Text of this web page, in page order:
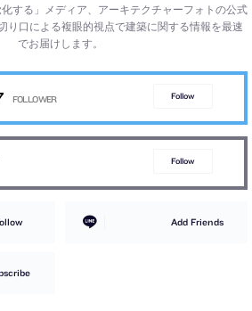
化する」メディア、アーキテクチャーフォトの公式
り口による複眼的視点で建築に関する情報を最速
でお届けします。
Follow
Follow
Add Friends